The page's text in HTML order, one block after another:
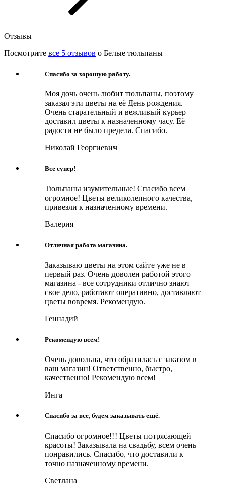
Отзывы
Посмотрите все 5 отзывов о Белые тюльпаны
Спасибо за хорошую работу.
Моя дочь очень любит тюльпаны, поэтому
заказал эти цветы на её День рождения.
Очень старательный и вежливый курьер
доставил цветы к назначенному часу. Её
радости не было предела. Спасибо.
Николай Георгиевич
Все супер!
Тюльпаны изумительные! Спасибо всем
огромное! Цветы великолепного качества,
привезли к назначенному времени.
Валерия
Отличная работа магазина.
Заказываю цветы на этом сайте уже не в
первый раз. Очень доволен работой этого
магазина - все сотрудники отлично знают
свое дело, работают оперативно, доставляют
цветы вовремя. Рекомендую.
Геннадий
Рекомендую всем!
Очень довольна, что обратилась с заказом в
ваш магазин! Ответственно, быстро,
качественно! Рекомендую всем!
Инга
Спасибо за все, будем заказывать ещё.
Спасибо огромное!!! Цветы потрясающей
красоты! Заказывала на свадьбу, всем очень
понравились. Спасибо, что доставили к
точно назначенному времени.
Светлана